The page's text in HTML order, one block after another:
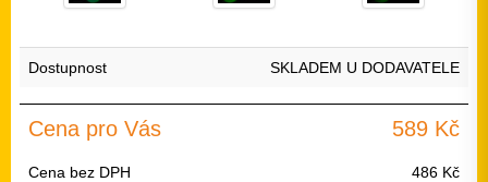
Dostupnost SKLADEM U DODAVATELE
Cena pro Vás 589 Kč
Cena bez DPH 486 Kč